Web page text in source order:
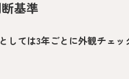
基準
ては3年ごとに外観チェッ